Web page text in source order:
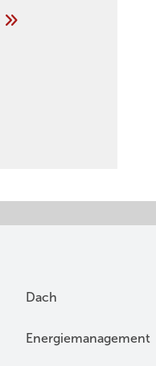
Dach
Energiemanagement